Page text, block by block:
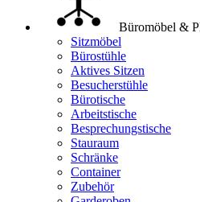
Büromöbel &
Sitzmöbel
Bürostühle
Aktives Sitzen
Besucherstühle
Bürotische
Arbeitstische
Besprechungstische
Stauraum
Schränke
Container
Zubehör